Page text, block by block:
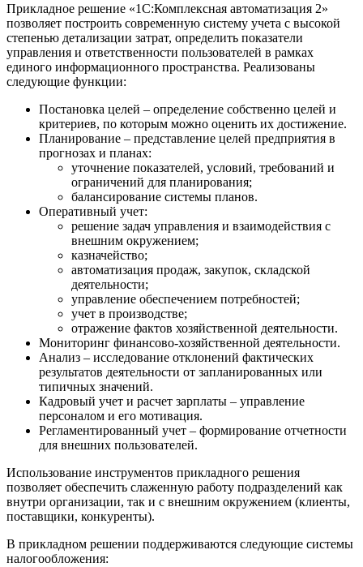
Прикладное решение «1С:Комплексная автоматизация 2»
позволяет построить современную систему учета с высокой
степенью детализации затрат, определить показатели
управления и ответственности пользователей в рамках
единого информационного пространства. Реализованы
следующие функции:
Постановка целей – определение собственно целей и
критериев, по которым можно оценить их достижение.
Планирование – представление целей предприятия в
прогнозах и планах:
уточнение показателей, условий, требований и
ограничений для планирования;
балансирование системы планов.
Оперативный учет:
решение задач управления и взаимодействия с
внешним окружением;
казначейство;
автоматизация продаж, закупок, складской
деятельности;
управление обеспечением потребностей;
учет в производстве;
отражение фактов хозяйственной деятельности.
Мониторинг финансово-хозяйственной деятельности.
Анализ – исследование отклонений фактических
результатов деятельности от запланированных или
типичных значений.
Кадровый учет и расчет зарплаты – управление
персоналом и его мотивация.
Регламентированный учет – формирование отчетности
для внешних пользователей.
Использование инструментов прикладного решения
позволяет обеспечить слаженную работу подразделений как
внутри организации, так и с внешним окружением (клиенты,
поставщики, конкуренты).
В прикладном решении поддерживаются следующие системы
налогообложения: